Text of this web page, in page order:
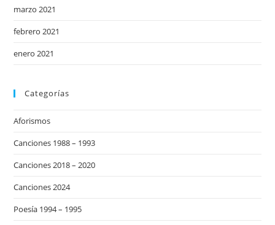
marzo 2021
febrero 2021
enero 2021
Categorías
Aforismos
Canciones 1988 – 1993
Canciones 2018 – 2020
Canciones 2024
Poesía 1994 – 1995